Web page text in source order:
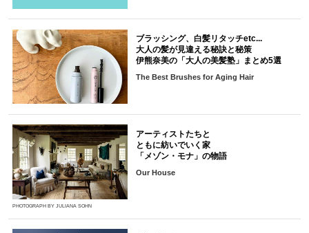
ブラッシング、白髪リタッチetc...
大人の髪が見違える秘訣と秘策
伊熊奈美の「大人の美髪塾」まとめ5選
The Best Brushes for Aging Hair
PHOTOGRAPH BY JULIANA SOHN
アーティストたちと
ともに紡いでいく家
「メゾン・モナ」の物語
Our House